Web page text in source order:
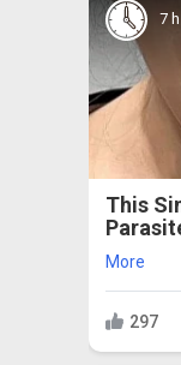
7
This
More
297